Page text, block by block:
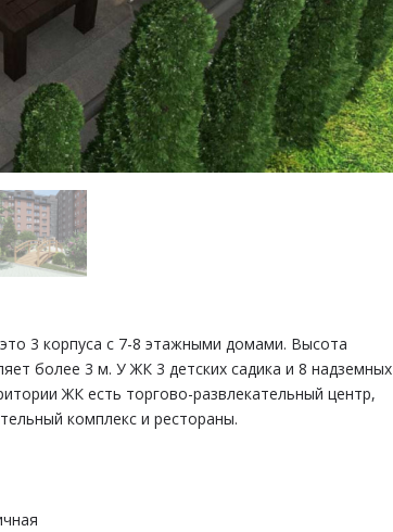
3 корпуса с 7-8 этажными домами. Высота
более 3 м. У ЖК 3 детских садика и 8 надземных
ЖК есть торгово-развлекательный центр,
комплекс и рестораны.